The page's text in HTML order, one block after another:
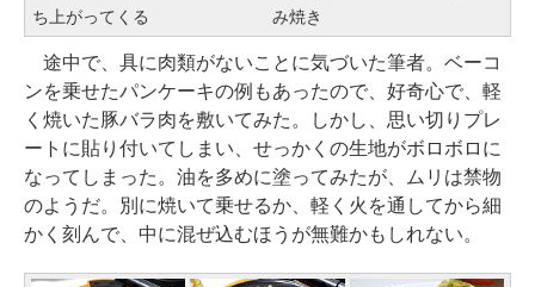
ち上がってくる
み焼き
途中で、具に肉類がないことに気づいた筆者。ベーコ
ンを乗せたパンケーキの例もあったので、好奇心で、軽
く焼いた豚バラ肉を敷いてみた。しかし、思い切りプレ
ートに貼り付いてしまい、せっかくの生地がボロボロに
なってしまった。油を多めに塗ってみたが、ムリは禁物
のようだ。別に焼いて乗せるか、軽く火を通してから細
かく刻んで、中に混ぜ込むほうが無難かもしれない。